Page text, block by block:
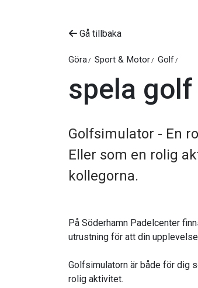
Gå tillbaka
Göra Sport & Motor Golf
spela
Golfsimulator - En
Eller som en rolig
kollegorna.
På Söderhamn Padelcenter
utrustning för att din
Golfsimulatorn är både för dig
rolig aktivitet.